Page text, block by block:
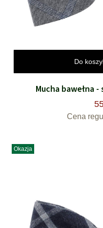
Do
Mucha bawełna -
Cena
Okazja